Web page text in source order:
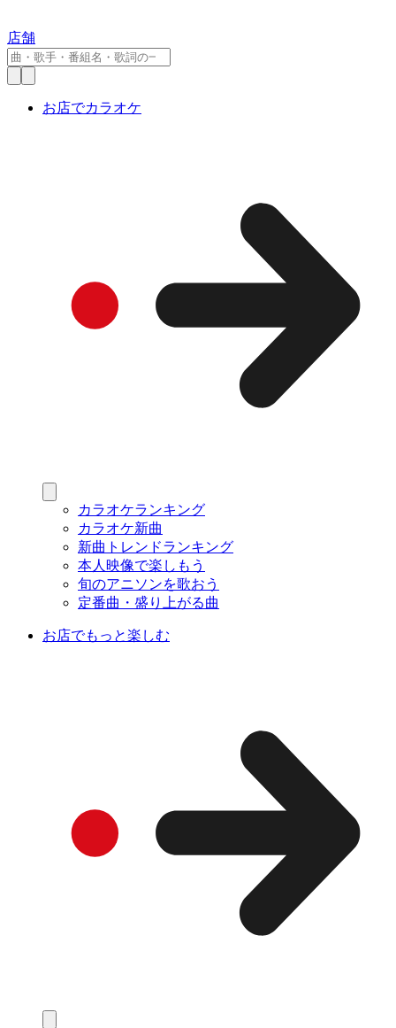
店舗
お店でカラオケ
カラオケランキング
カラオケ新曲
新曲トレンドランキング
本人映像で楽しもう
旬のアニソンを歌おう
定番曲・盛り上がる曲
お店でもっと楽しむ